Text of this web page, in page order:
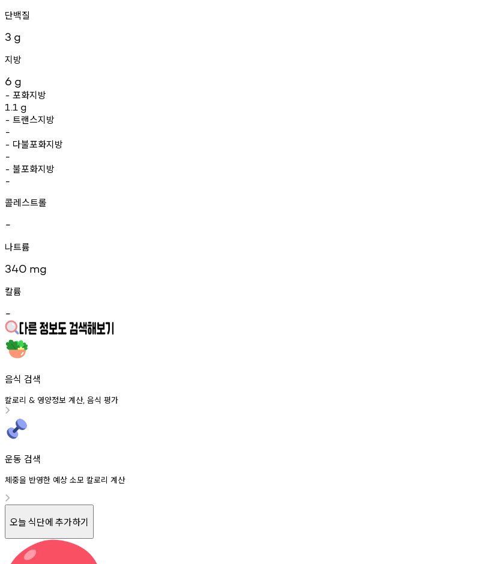
단백질
3 g
지방
6 g
- 포화지방
1.1 g
- 트랜스지방
-
- 다불포화지방
-
- 불포화지방
-
콜레스트롤
-
나트륨
340 mg
칼륨
-
음식 검색
칼로리 & 영양정보 계산, 음식 평가
운동 검색
체중을 반영한 예상 소모 칼로리 계산
오늘 식단에 추가하기